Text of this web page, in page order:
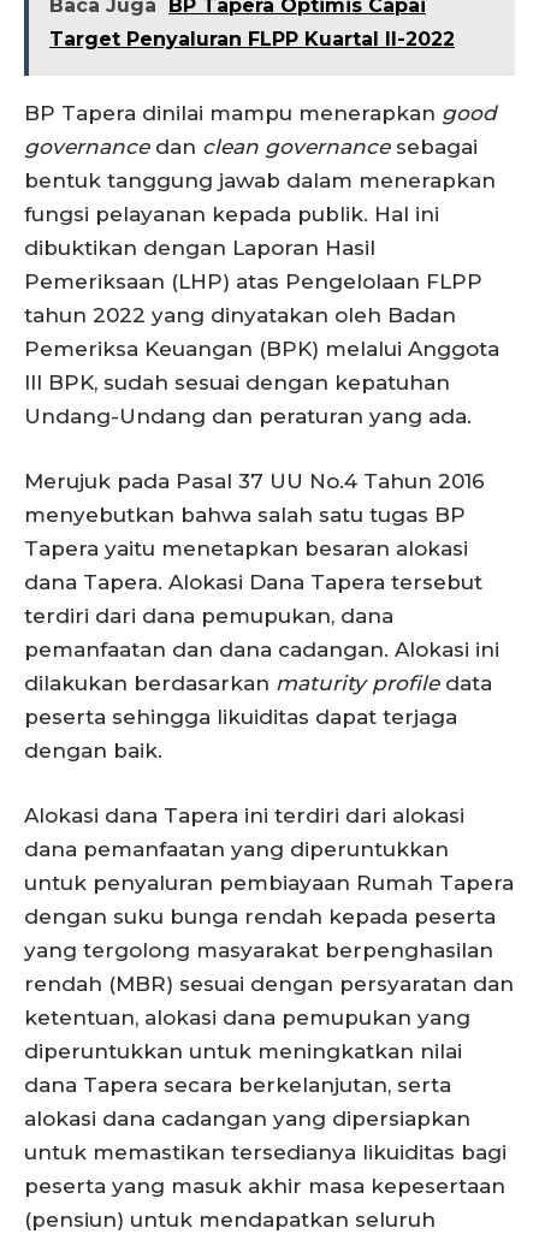
Baca Juga
BP Tapera Optimis Capai
Target Penyaluran FLPP Kuartal II-2022
BP Tapera dinilai mampu menerapkan good
governancedan clean governancesebagai
bentuk tanggung jawab dalam menerapkan
fungsi pelayanan kepada publik. Hal ini
dibuktikan dengan Laporan Hasil
Pemeriksaan (LHP) atas Pengelolaan FLPP
tahun 2022 yang dinyatakan oleh Badan
Pemeriksa Keuangan (BPK) melalui Anggota
III BPK, sudah sesuai dengan kepatuhan
Undang-Undang dan peraturan yang ada.
Merujuk pada Pasal 37 UU No.4 Tahun 2016
menyebutkan bahwa salah satu tugas BP
Tapera yaitu menetapkan besaran alokasi
dana Tapera. Alokasi Dana Tapera tersebut
terdiri dari dana pemupukan, dana
pemanfaatan dan dana cadangan. Alokasi ini
dilakukan berdasarkan maturity profiledata
peserta sehingga likuiditas dapat terjaga
dengan baik.
Alokasi dana Tapera ini terdiri dari alokasi
dana pemanfaatan yang diperuntukkan
untuk penyaluran pembiayaan Rumah Tapera
dengan suku bunga rendah kepada peserta
yang tergolong masyarakat berpenghasilan
rendah (MBR) sesuai dengan persyaratan dan
ketentuan, alokasi dana pemupukan yang
diperuntukkan untuk meningkatkan nilai
dana Tapera secara berkelanjutan, serta
alokasi dana cadangan yang dipersiapkan
untuk memastikan tersedianya likuiditas bagi
peserta yang masuk akhir masa kepesertaan
(pensiun) untuk mendapatkan seluruh